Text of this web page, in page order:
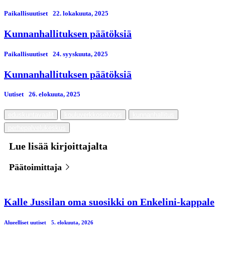
Paikallisuutiset 22. lokakuuta, 2025
Kunnanhallituksen päätöksiä
Paikallisuutiset 24. syyskuuta, 2025
Kunnanhallituksen päätöksiä
Uutiset 26. elokuuta, 2025
Lue lisää kirjoittajalta
Päätoimittaja
Kalle Jussilan oma suosikki on Enkelini-kappale
Alueelliset uutiset 5. elokuuta, 2026